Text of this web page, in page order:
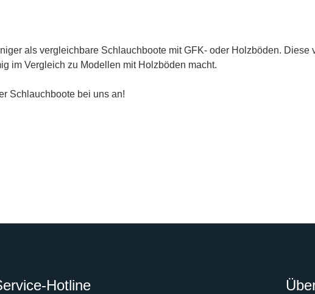
als vergleichbare Schlauchboote mit GFK- oder Holzböden.
im Vergleich zu Modellen mit Holzböden macht.
Schlauchboote bei uns an!
Hotline